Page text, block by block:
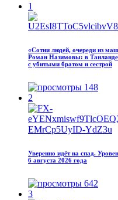
1
«Сотни людей, очереди из
Роман Назимовы: в
с убитыми братом и сестрой
148
2
Уверенно идёт на спад.
6 августа 2026 года
642
3